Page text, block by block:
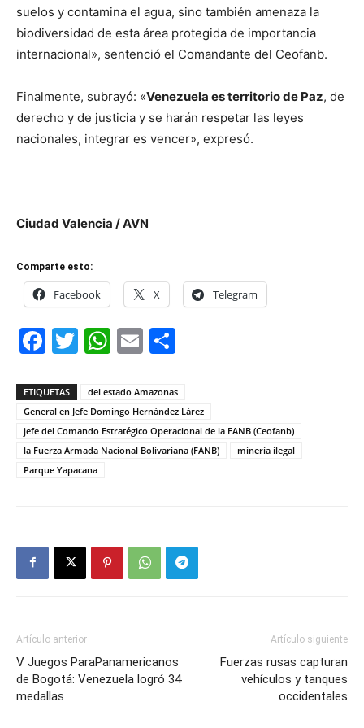
suelos y contamina el agua, sino también amenaza la
biodiversidad de esta área protegida de importancia
internacional», sentenció el Comandante del Ceofanb.
Finalmente, subrayó: «Venezuela es territorio de Paz, de
derecho y de justicia y se harán respetar las leyes
nacionales, integrar es vencer», expresó.
Ciudad Valencia / AVN
Comparte esto:
Facebook X Telegram
Facebook
Twitter
WhatsApp
Email
ETIQUETAS
del estado Amazonas
General en Jefe Domingo Hernández Lárez
jefe del Comando Estratégico Operacional de la FANB (Ceofanb)
la Fuerza Armada Nacional Bolivariana (FANB)
minería ilegal
Parque Yapacana
Artículo anterior
V Juegos ParaPanamericanos
de Bogotá: Venezuela logró 34
medallas
Artículo siguiente
Fuerzas rusas capturan
vehículos y tanques
occidentales